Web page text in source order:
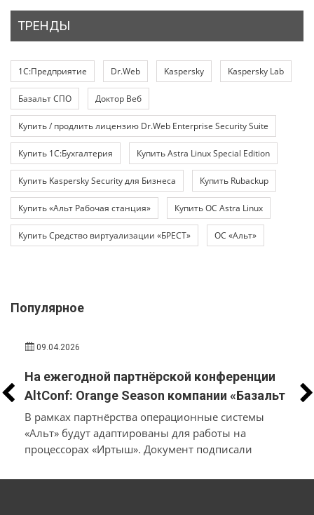
ТРЕНДЫ
1С:Предприятие Dr.Web Kaspersky Kaspersky Lab
Базальт СПО Доктор Веб
Купить / продлить лицензию Dr.Web Enterprise Security Suite
Купить 1С:Бухгалтерия Купить Astra Linux Special Edition
Купить Kaspersky Security для Бизнеса Купить Rubackup
Купить «Альт Рабочая станция» Купить ОС Astra Linux
Купить Средство виртуализации «БРЕСТ» ОС «Альт»
Популярное
09.04.2026
На ежегодной партнёрской конференции
AltConf: Orange Season компании «Базальт
СПО» и «Трамплин Электроникс» объявили
о заключении соглашения о
технологическом сотрудничестве
В рамках партнёрства операционные системы
«Альт» будут адаптированы для работы на
процессорах «Иртыш». Документ подписали
ПО на собственной платформе и разработчики